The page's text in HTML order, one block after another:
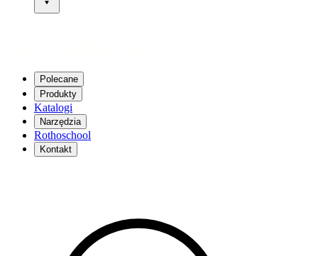
Polecane
Produkty
Katalogi
Narzędzia
Rothoschool
Kontakt